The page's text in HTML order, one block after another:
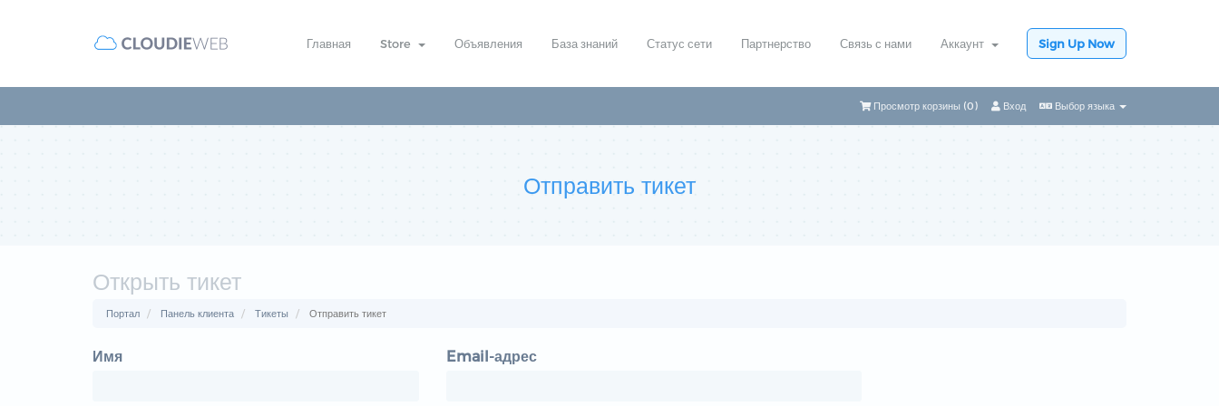
Главная Store Объявления База знаний Статус сети Партнерство Связь с нами Аккаунт Sign Up Now
Выбор языка
Вход
Просмотр корзины (0)
Отправить тикет
Открыть тикет
Портал Панель клиента Тикеты Отправить тикет
Имя Email-адрес